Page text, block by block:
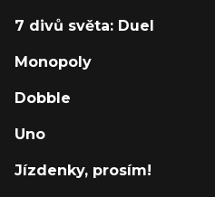
7 divů světa: Duel
Monopoly
Dobble
Uno
Jízdenky, prosím!